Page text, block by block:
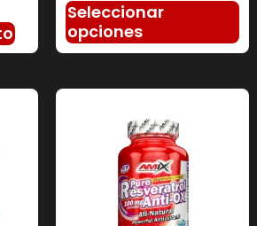
Seleccionar
opciones